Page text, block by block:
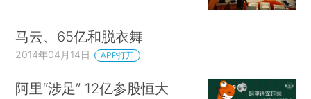
马云、65亿和脱衣舞
2014年04月14日 APP打开
阿里“涉足” 12亿参股恒大